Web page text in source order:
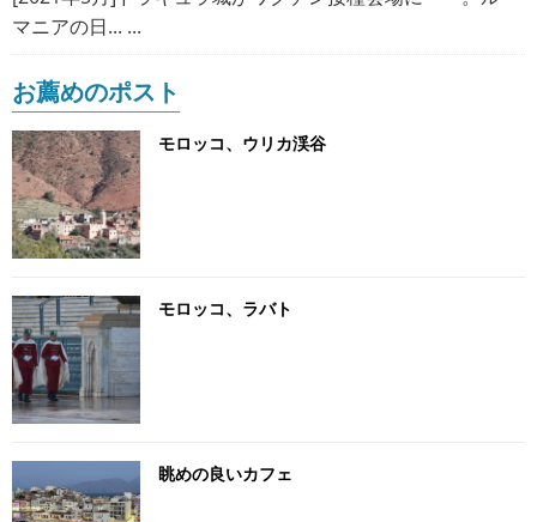
マニアの日... ...
お薦めのポスト
モロッコ、ウリカ渓谷
モロッコ、ラバト
眺めの良いカフェ